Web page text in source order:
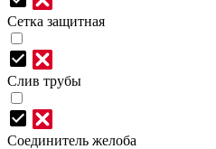
Сетка защитная
Слив трубы
Соединитель желоба